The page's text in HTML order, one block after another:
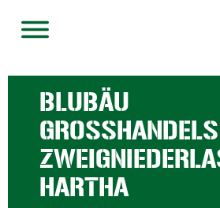
BLUBÄU
GROSSHANDELS
ARTHA